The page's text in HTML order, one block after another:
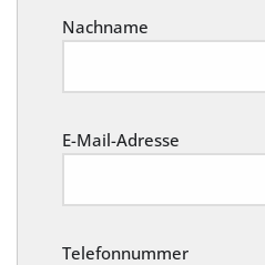
Nachname
E-Mail-Adresse
Telefonnummer